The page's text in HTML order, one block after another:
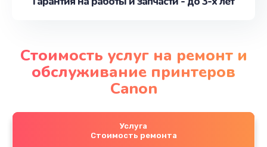
Стоимость услуг на ремонт и
обслуживание принтеров
Canon
Услуга
Стоимость ремонта